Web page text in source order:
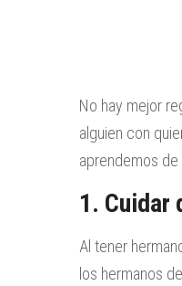
No hay mejor
alguien con
aprendemos de
1. Cuidar
Al tener
los hermanos